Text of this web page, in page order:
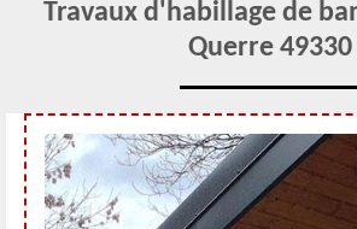
Travaux d'habillage de
Querre 49330